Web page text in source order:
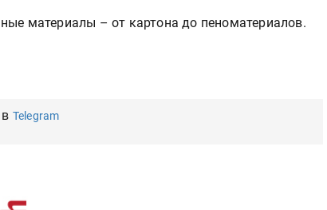
материалы – от картона до пеноматериалов.
Telegram